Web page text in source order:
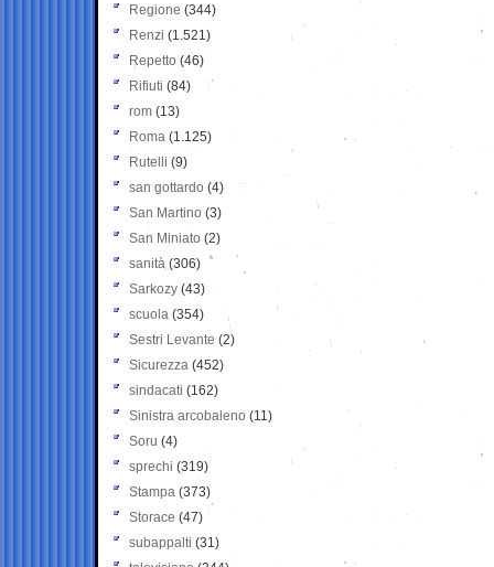
Regione (344)
Renzi (1.521)
Repetto (46)
Rifiuti (84)
rom (13)
Roma (1.125)
Rutelli (9)
san gottardo (4)
San Martino (3)
San Miniato (2)
sanità (306)
Sarkozy (43)
scuola (354)
Sestri Levante (2)
Sicurezza (452)
sindacati (162)
Sinistra arcobaleno (11)
Soru (4)
sprechi (319)
Stampa (373)
Storace (47)
subappalti (31)